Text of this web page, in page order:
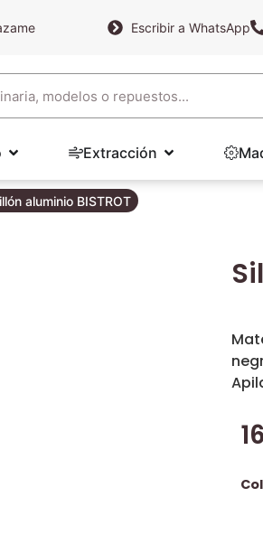
Escribir a WhatsApp
Extracción
aluminio BISTROT